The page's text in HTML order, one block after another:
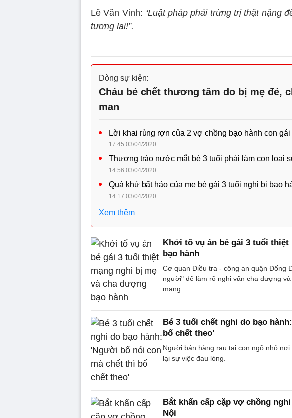
Lê Văn Vinh: “Luật pháp phải trừng trị thật nặng
tương lai!”.
Dòng sự kiện:
Cháu bé chết thương tâm do bị mẹ đẻ,
man
Lời khai rùng rợn của 2 vợ chồng bạo hành con gái
17:45 03/04/2020
Thương trào nước mắt bé 3 tuổi phải làm con loại
14:56 03/04/2020
Quá khứ bất hảo của mẹ bé gái 3 tuổi nghi bị bạo
14:17 03/04/2020
Xem thêm
Khởi tố vụ án bé gái 3 tuổi
bạo hành
Cơ quan Điều tra - công an quận Đống
người" để làm rõ nghi vấn cha dượng
mạng.
Bé 3 tuổi chết nghi do bạo
bố chết theo'
Người bán hàng rau tại con ngõ nhỏ
lại sự việc đau lòng.
Bắt khẩn cấp cặp vợ chồng
Nội